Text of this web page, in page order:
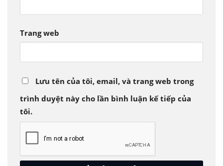
Trang web
Lưu tên của tôi, email, và trang web trong
trình duyệt này cho lần bình luận kế tiếp của
tôi.